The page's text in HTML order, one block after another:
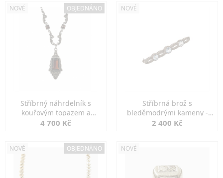
NOVÉ OBJEDNÁNO
Stříbrný náhrdelník s
kouřovým topazem a
markazity
4 700 Kč
NOVÉ
Stříbrná brož s
bleděmodrými kameny -
jemná elegance
2 400 Kč
NOVÉ OBJEDNÁNO NOVÉ